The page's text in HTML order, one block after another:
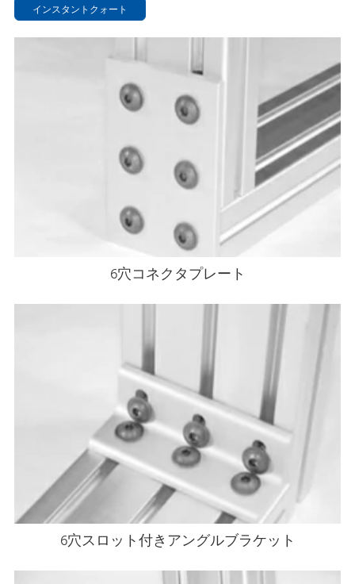
インスタントクォート
6穴コネクタプレート
6穴スロット付きアングルブラケット